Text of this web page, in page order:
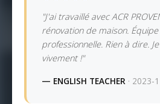
"J'ai travaillé avec ACR
rénovation de maison.
professionnelle. Rien à dire.
vivement !"
— ENGLISH TEACHER · 2023-